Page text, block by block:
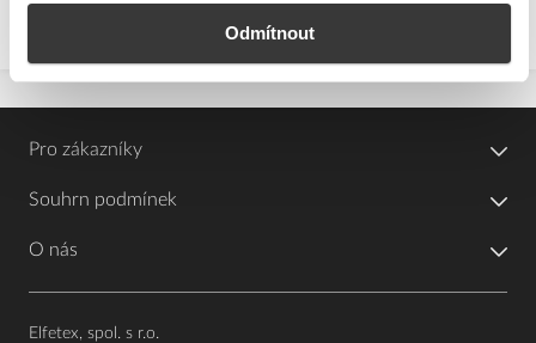
Odmítnout
Pro zákazníky
Souhrn podmínek
O nás
Elfetex, spol. s r.o.